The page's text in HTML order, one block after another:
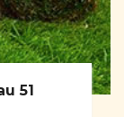
51